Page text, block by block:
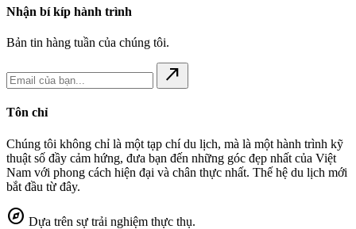
Nhận bí kíp hành trình
Bản tin hàng tuần của chúng tôi.
north_east
Tôn chỉ
Chúng tôi không chỉ là một tạp chí du lịch, mà là một hành trình kỹ
thuật số đầy cảm hứng, đưa bạn đến những góc đẹp nhất của Việt
Nam với phong cách hiện đại và chân thực nhất. Thế hệ du lịch mới
bắt đầu từ đây.
explore Dựa trên sự trải nghiệm thực thụ.